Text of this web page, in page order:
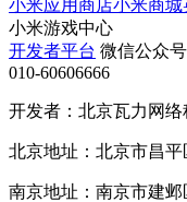
小米应用商店小米商城
小米游戏中心
开发者平台 微信公众号
010-60606666
开发者：北京瓦力网络
北京地址：北京市昌
南京地址：南京市建